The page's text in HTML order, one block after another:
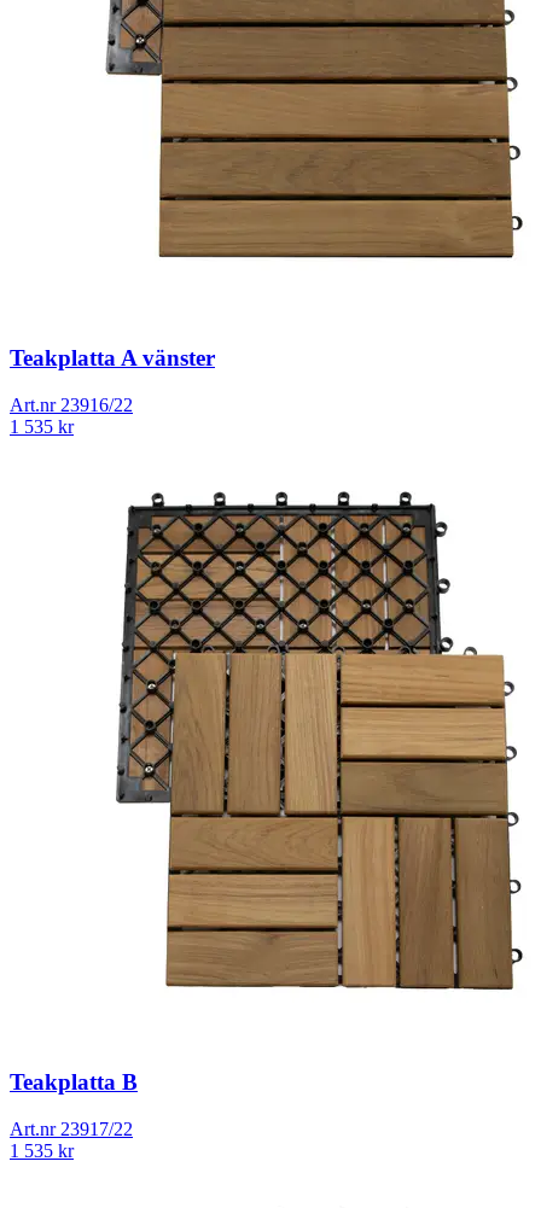
Teakplatta A vänster
Art.nr 23916/22
1 535 kr
Teakplatta B
Art.nr 23917/22
1 535 kr